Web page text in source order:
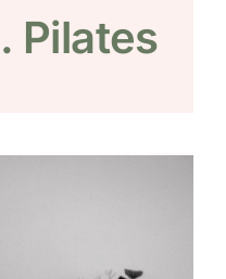
Pilates